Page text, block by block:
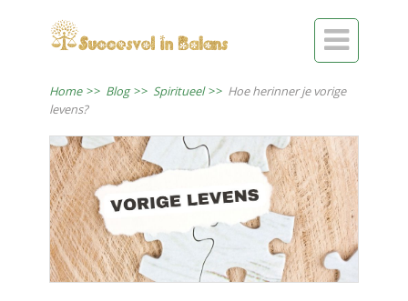

Home >> Blog >> Spiritueel >> Hoe herinner je vorige
levens?